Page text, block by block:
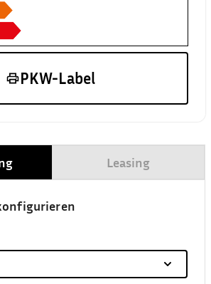
PKW-Label
Leasing